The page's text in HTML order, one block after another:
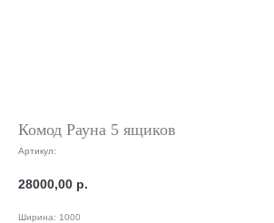
Комод Рауна 5 ящиков
Артикул:
28000,00 р.
Ширина: 1000